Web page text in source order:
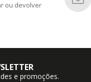
ou devolver
e promoções.